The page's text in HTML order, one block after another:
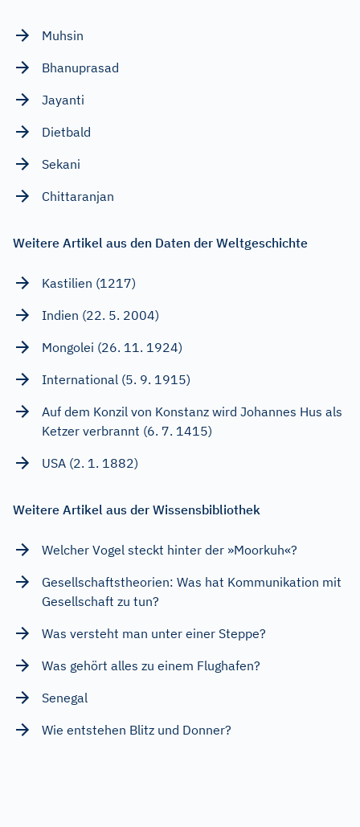
Muhsin
Bhanuprasad
Jayanti
Dietbald
Sekani
Chittaranjan
Weitere Artikel aus den Daten der Weltgeschichte
Kastilien (1217)
Indien (22. 5. 2004)
Mongolei (26. 11. 1924)
International (5. 9. 1915)
Auf dem Konzil von Konstanz wird Johannes Hus als
Ketzer verbrannt (6. 7. 1415)
USA (2. 1. 1882)
Weitere Artikel aus der Wissensbibliothek
Welcher Vogel steckt hinter der »Moorkuh«?
Gesellschaftstheorien: Was hat Kommunikation mit
Gesellschaft zu tun?
Was versteht man unter einer Steppe?
Was gehört alles zu einem Flughafen?
Senegal
Wie entstehen Blitz und Donner?